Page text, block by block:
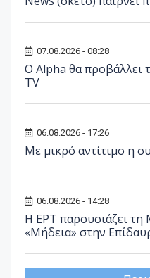
07.08.2026 - 08:28
Ο Alpha θα προβάλλει
TV
06.08.2026 - 17:26
Με μικρό αντίτιμο η
06.08.2026 - 14:28
Η ΕΡΤ παρουσιάζει τη
«Μήδεια» στην